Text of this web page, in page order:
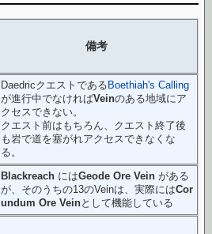
備考
Daedricクエストである Boethiah's Calling
が進行中でなければVeinのある地域にア
クセスできない。
クエスト前はもちろん、クエスト終了後
も岩で道を塞がれアクセスできなくな
る。
BlackreachにはGeode Ore Veinがある
が、そのうちの13のVeinは、実際にはCor
undum Ore Veinとして機能している